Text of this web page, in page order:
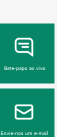
Bate-papo ao vivo
Envie-nos um e-mail